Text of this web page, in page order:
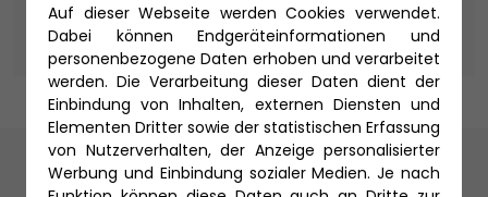
All Inklusive Kreuzfahrten
Unsere Reiseexperten
Auf dieser Webseite werden Cookies verwendet.
Dabei können Endgeräteinformationen und
personenbezogene Daten erhoben und verarbeitet
werden. Die Verarbeitung dieser Daten dient der
Einbindung von Inhalten, externen Diensten und
Elementen Dritter sowie der statistischen Erfassung
von Nutzerverhalten, der Anzeige personalisierter
Werbung und Einbindung sozialer Medien. Je nach